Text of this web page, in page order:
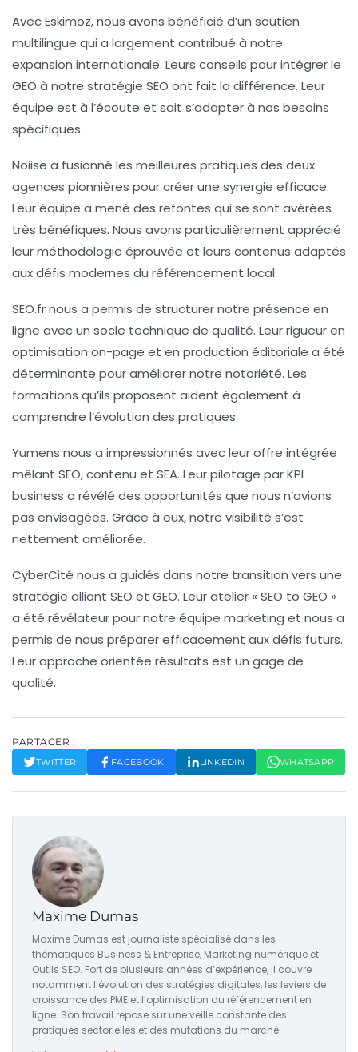
AvecEskimoz, nous avons bénéficié d’un soutien
multilingue qui a largement contribué à notre
expansion internationale. Leurs conseils pour intégrer le
GEO à notre stratégie SEO ont fait la différence. Leur
équipe est à l’écoute et sait s’adapter à nos besoins
spécifiques.
Noiise a fusionné les meilleures pratiques des deux
agences pionnières pour créer une synergie efficace.
Leur équipe a mené des refontes qui se sont avérées
très bénéfiques. Nous avons particulièrement apprécié
leur méthodologie éprouvée et leurs contenus adaptés
aux défis modernes du référencement local.
SEO.frnous a permis de structurer notre présence en
ligne avec un socle technique de qualité. Leur rigueur en
optimisation on-page et en production éditoriale a été
déterminante pour améliorer notre notoriété. Les
formations qu’ils proposent aident également à
comprendre l’évolution des pratiques.
Yumens nous a impressionnés avec leur offre intégrée
mêlant SEO, contenu et SEA. Leur pilotage parKPI
business a révélé des opportunités que nous n’avions
pas envisagées. Grâce à eux, notre visibilité s’est
nettement améliorée.
CyberCité nous a guidés dans notre transition vers une
stratégie alliant SEO et GEO. Leur atelier « SEO to GEO »
a été révélateur pour notre équipe marketing et nous a
permis de nous préparer efficacement aux défis futurs.
Leur approche orientée résultats est un gage de
qualité.
PARTAGER :
TWITTER FACEBOOK LINKEDIN WHATSAPP
Maxime Dumas
Maxime Dumas est journaliste spécialisé dans les
thématiques Business & Entreprise, Marketing numérique et
Outils SEO. Fort de plusieurs années d’expérience, il couvre
notamment l’évolution des stratégies digitales, les leviers de
croissance des PME et l’optimisation du référencement en
ligne. Son travail repose sur une veille constante des
pratiques sectorielles et des mutations du marché.